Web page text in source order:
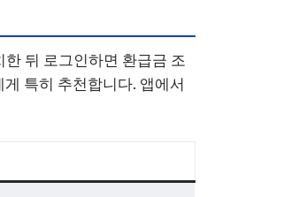
한 뒤 로그인하면 환급금 조
특히 추천합니다. 앱에서